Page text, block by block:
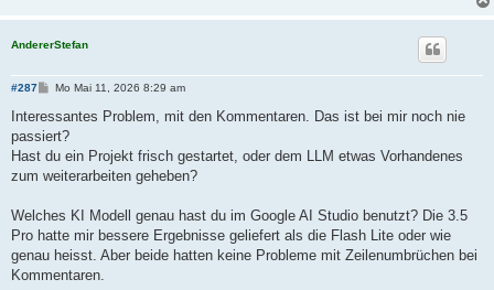
AndererStefan
#287
B
i
r
a
Mo Mai 11, 2026 8:29 am
Interessantes Problem, mit den Kommentaren. Das ist bei mir noch nie
passiert?
Hast du ein Projekt frisch gestartet, oder dem LLM etwas Vorhandenes
zum weiterarbeiten geheben?
Welches KI Modell genau hast du im Google AI Studio benutzt? Die 3.5
Pro hatte mir bessere Ergebnisse geliefert als die Flash Lite oder wie
genau heisst. Aber beide hatten keine Probleme mit Zeilenumbrüchen bei
Kommentaren.